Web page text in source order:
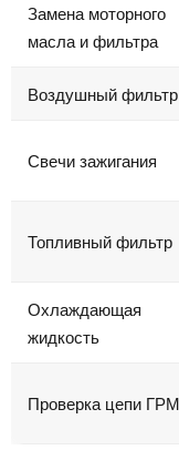
Замена моторного
масла и фильтра
Воздушный фильтр
Свечи зажигания
Топливный фильтр
Охлаждающая
жидкость
Проверка цепи ГРМ